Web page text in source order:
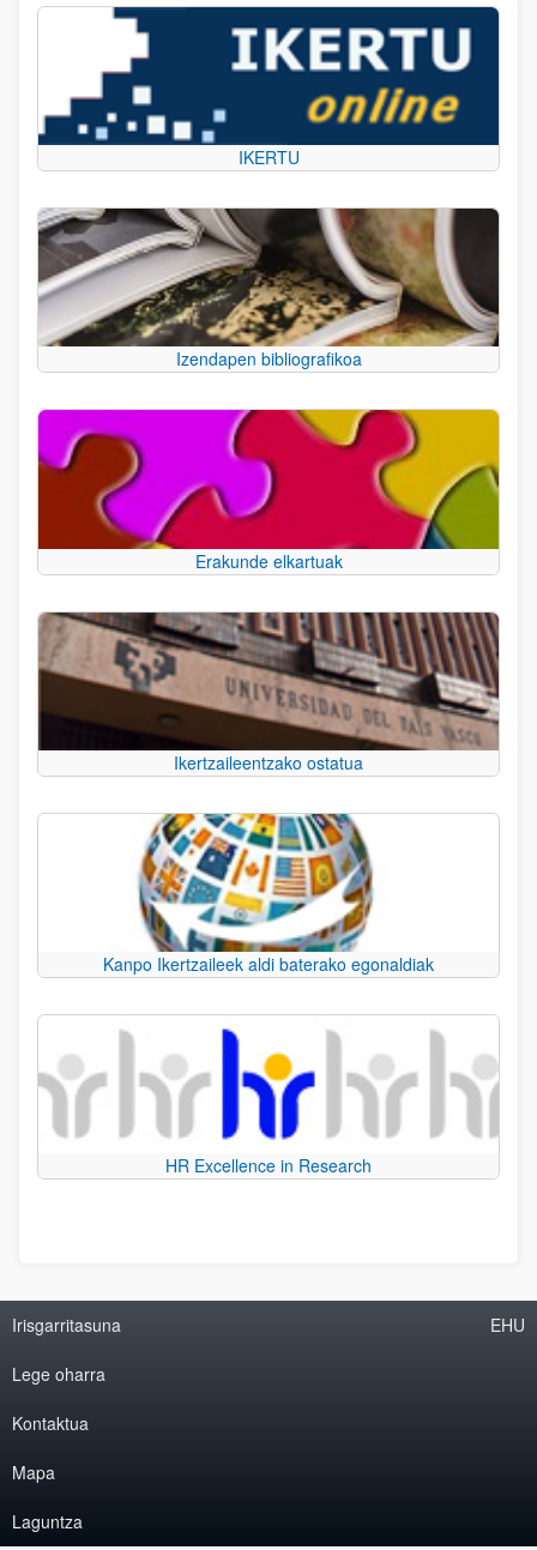
IKERTU
Izendapen bibliografikoa
Erakunde elkartuak
Ikertzaileentzako ostatua
Kanpo Ikertzaileek aldi baterako egonaldiak
HR Excellence in Research
Irisgarritasuna
Lege oharra
Kontaktua
Mapa
Laguntza
EHU